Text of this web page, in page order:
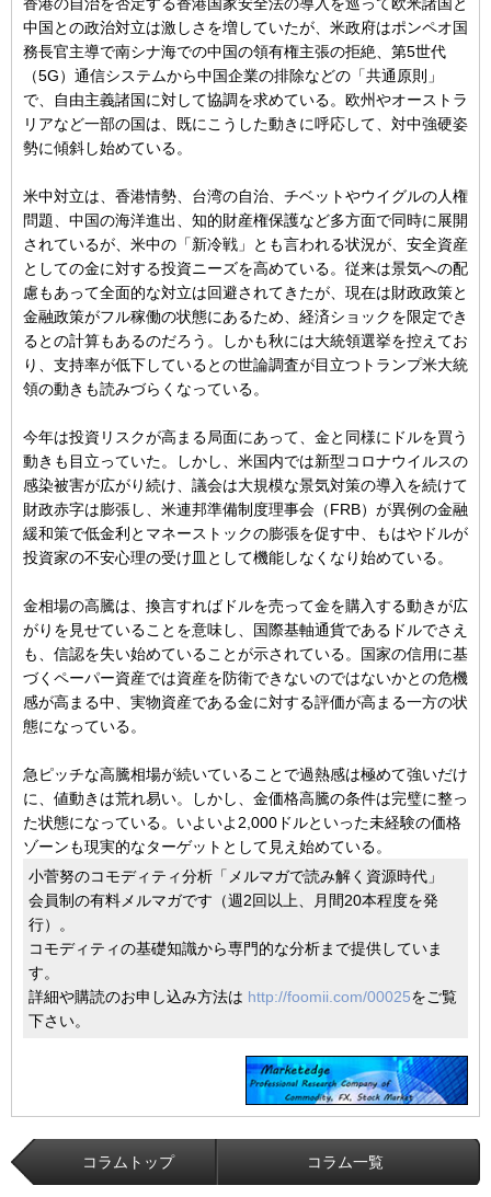
中国との政治対立は激しさを増していたが、米政府はポンペオ国
務長官主導で南シナ海での中国の領有権主張の拒絶、第5世代
（5G）通信システムから中国企業の排除などの「共通原則」
で、自由主義諸国に対して協調を求めている。欧州やオーストラ
リアなど一部の国は、既にこうした動きに呼応して、対中強硬姿
勢に傾斜し始めている。
米中対立は、香港情勢、台湾の自治、チベットやウイグルの人権
問題、中国の海洋進出、知的財産権保護など多方面で同時に展開
されているが、米中の「新冷戦」とも言われる状況が、安全資産
としての金に対する投資ニーズを高めている。従来は景気への配
慮もあって全面的な対立は回避されてきたが、現在は財政政策と
金融政策がフル稼働の状態にあるため、経済ショックを限定でき
るとの計算もあるのだろう。しかも秋には大統領選挙を控えてお
り、支持率が低下しているとの世論調査が目立つトランプ米大統
領の動きも読みづらくなっている。
今年は投資リスクが高まる局面にあって、金と同様にドルを買う
動きも目立っていた。しかし、米国内では新型コロナウイルスの
感染被害が広がり続け、議会は大規模な景気対策の導入を続けて
財政赤字は膨張し、米連邦準備制度理事会（FRB）が異例の金融
緩和策で低金利とマネーストックの膨張を促す中、もはやドルが
投資家の不安心理の受け皿として機能しなくなり始めている。
金相場の高騰は、換言すればドルを売って金を購入する動きが広
がりを見せていることを意味し、国際基軸通貨であるドルでさえ
も、信認を失い始めていることが示されている。国家の信用に基
づくペーパー資産では資産を防衛できないのではないかとの危機
感が高まる中、実物資産である金に対する評価が高まる一方の状
態になっている。
急ピッチな高騰相場が続いていることで過熱感は極めて強いだけ
に、値動きは荒れ易い。しかし、金価格高騰の条件は完璧に整っ
た状態になっている。いよいよ2,000ドルといった未経験の価格
ゾーンも現実的なターゲットとして見え始めている。
小菅努のコモディティ分析「メルマガで読み解く資源時代」
会員制の有料メルマガです（週2回以上、月間20本程度を発
行）。
コモディティの基礎知識から専門的な分析まで提供していま
す。
詳細や購読のお申し込み方法は http://foomii.com/00025をご覧
下さい。
コラムトップ コラム一覧